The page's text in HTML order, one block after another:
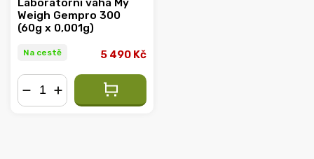
Laboratorní váha My
Weigh Gempro 300
(60g x 0,001g)
Na cestě 5 490 Kč